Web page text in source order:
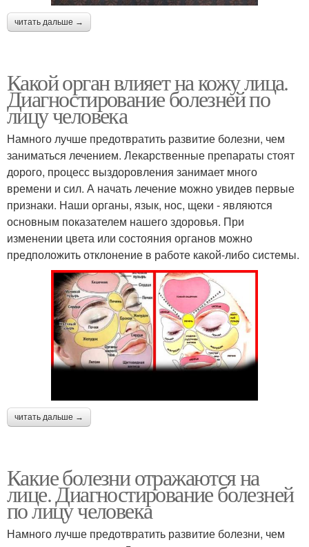
читать дальше →
Какой орган влияет на кожу лица.
Диагностирование болезней по
лицу человека
Намного лучше предотвратить развитие болезни, чем
заниматься лечением. Лекарственные препараты стоят
дорого, процесс выздоровления занимает много
времени и сил. А начать лечение можно увидев первые
признаки. Наши органы, язык, нос, щеки - являются
основным показателем нашего здоровья. При
изменении цвета или состояния органов можно
предположить отклонение в работе какой-либо системы.
читать дальше →
Какие болезни отражаются на
лице. Диагностирование болезней
по лицу человека
Намного лучше предотвратить развитие болезни, чем